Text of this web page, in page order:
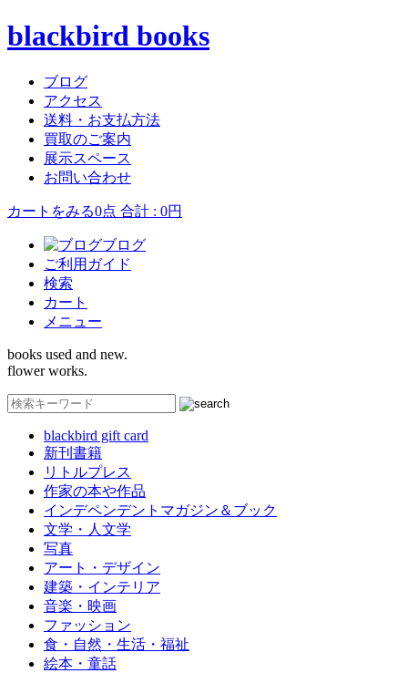
blackbird books
ブログ
アクセス
送料・お支払方法
買取のご案内
展示スペース
お問い合わせ
カートをみる0点 合計 : 0円
ブログ
ご利用ガイド
検索
カート
メニュー
books used and new.
flower works.
blackbird gift card
新刊書籍
リトルプレス
作家の本や作品
インデペンデントマガジン＆ブック
文学・人文学
写真
アート・デザイン
建築・インテリア
音楽・映画
ファッション
食・自然・生活・福祉
絵本・童話